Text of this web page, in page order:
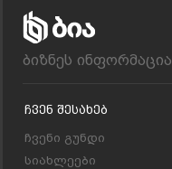
ბიზნეს ინფორმაცია
Ჩვენ Შესახებ
ჩვენი გუნდი
სიახლეები